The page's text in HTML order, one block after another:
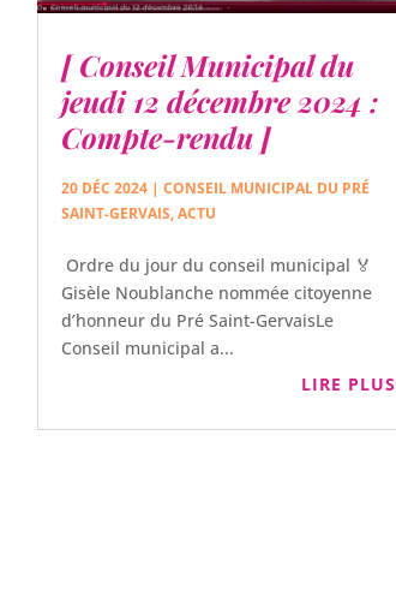
[ Conseil Municipal du
jeudi 12 décembre 2024 :
Compte-rendu ]
20 DÉC 2024| CONSEIL MUNICIPAL DU PRÉ
SAINT-GERVAIS,ACTU
Ordre du jour du conseil municipal 🏅
Gisèle Noublanche nommée citoyenne
d’honneur du Pré Saint-GervaisLe
Conseil municipal a...
LIRE PLUS